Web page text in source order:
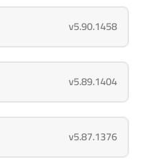
v5.90.1458
v5.89.1404
v5.87.1376